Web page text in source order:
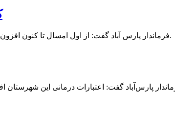
فرماندار پارس آباد گفت: از اول امسال تا کنون افزون بر ۳۰کیلوگرم انواع مواد مخدر و ۶۰بوته گراس در این شهرستان کشف و ضبط شد.